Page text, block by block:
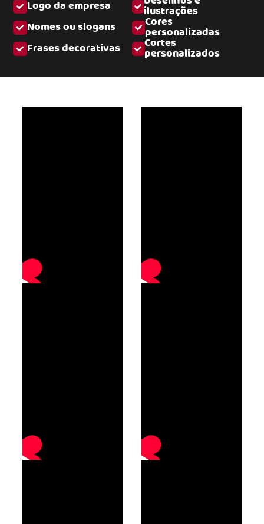
Logo da empresa
ilustrações
Nomes ou slogans
Cores
personalizadas
Frases decorativas
Cortes
personalizados